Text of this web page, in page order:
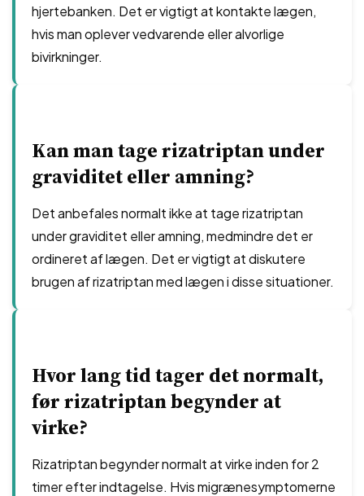
hjertebanken. Det er vigtigt at kontakte lægen,
hvis man oplever vedvarende eller alvorlige
bivirkninger.
Kan man tage rizatriptan under
graviditet eller amning?
Det anbefales normalt ikke at tage rizatriptan
under graviditet eller amning, medmindre det er
ordineret af lægen. Det er vigtigt at diskutere
brugen af rizatriptan med lægen i disse situationer.
Hvor lang tid tager det normalt,
før rizatriptan begynder at
virke?
Rizatriptan begynder normalt at virke inden for 2
timer efter indtagelse. Hvis migrænesymptomerne